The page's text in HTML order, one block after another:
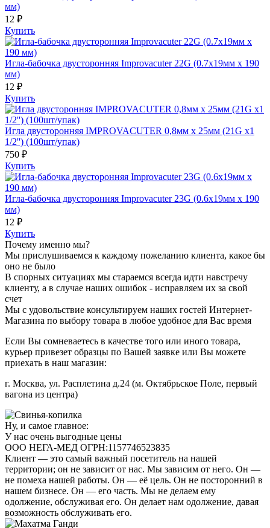
мм)
12 ₽
Купить
Игла-бабочка двусторонняя Improvacuter 22G (0.7х19мм х 190
мм)
12 ₽
Купить
Игла двусторонняя IMPROVACUTER 0,8мм х 25мм (21G х1
1/2'') (100шт/упак)
750 ₽
Купить
Игла-бабочка двусторонняя Improvacuter 23G (0.6х19мм х 190
мм)
12 ₽
Купить
Почему именно мы?
Мы прислушиваемся к каждому пожеланию клиента, какое бы
оно не было
В спорных ситуациях мы стараемся всегда идти навстречу
клиенту, а в случае наших ошибок - исправляем их за свой
счет
Мы с удовольствие консультируем наших гостей Интернет-
Магазина по выбору товара в любое удобное для Вас время
Если Вы сомневаетесь в качестве того или иного товара,
курьер привезет образцы по Вашей заявке или Вы можете
приехать в наш магазин:
г. Москва, ул. Расплетина д.24 (м. Октябрьское Поле, первый
вагона из центра)
Ну, и самое главное:
У нас очень выгодные цены
ООО НЕГА-МЕД ОГРН:1157746523835
Клиент — это самый важный посетитель на нашей
территории; он не зависит от нас. Мы зависим от него. Он —
не помеха нашей работы. Он — её цель. Он не посторонний в
нашем бизнесе. Он — его часть. Мы не делаем ему
одолжение, обслуживая его. Он делает нам одолжение, давая
возможность обслуживать его.